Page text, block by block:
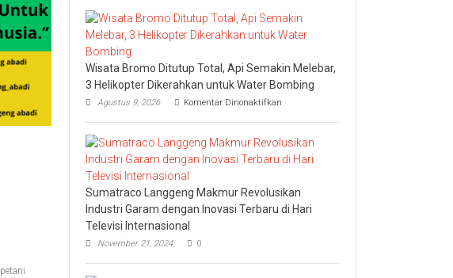
petani
Wisata Bromo Ditutup Total, Api Semakin Melebar,
3 Helikopter Dikerahkan untuk Water Bombing
Agustus 9, 2026 Komentar Dinonaktifkan
Bromo
Ditutup
Total,
Api
Melebar,
Helikopter
Bombing
Sumatraco Langgeng Makmur Revolusikan
Industri Garam dengan Inovasi Terbaru di Hari
Televisi Internasional
November 21, 2024 0